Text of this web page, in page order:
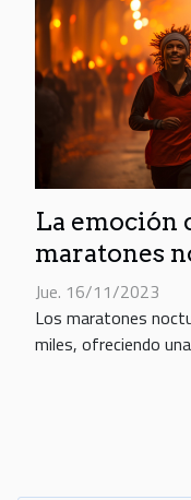
La emoción
maratones
Jue. 16/11/2023
Los maratones
miles, ofreciendo